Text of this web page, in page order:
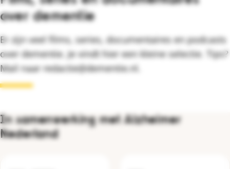
over dementie
Er zijn veel films, series, documentaires en podcasts
over dementie. Je vindt hier een kleine selectie. Tips?
Mail naar redactie@dementie.nl.
In samenwerking met Alzheimer
Nederland